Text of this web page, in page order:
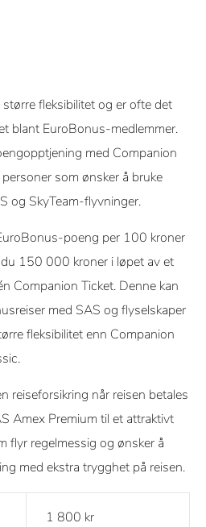
større fleksibilitet og er ofte det
blant EuroBonus-medlemmer.
med Companion
som ønsker å bruke
og SkyTeam-flyvninger.
poeng per 100 kroner
150 000 kroner i løpet av et
Companion Ticket. Denne kan
med SAS og flyselskaper
fleksibilitet enn Companion
reiseforsikring når reisen betales
Amex Premium til et attraktivt
flyr regelmessig og ønsker å
med ekstra trygghet på reisen.
1 800 kr